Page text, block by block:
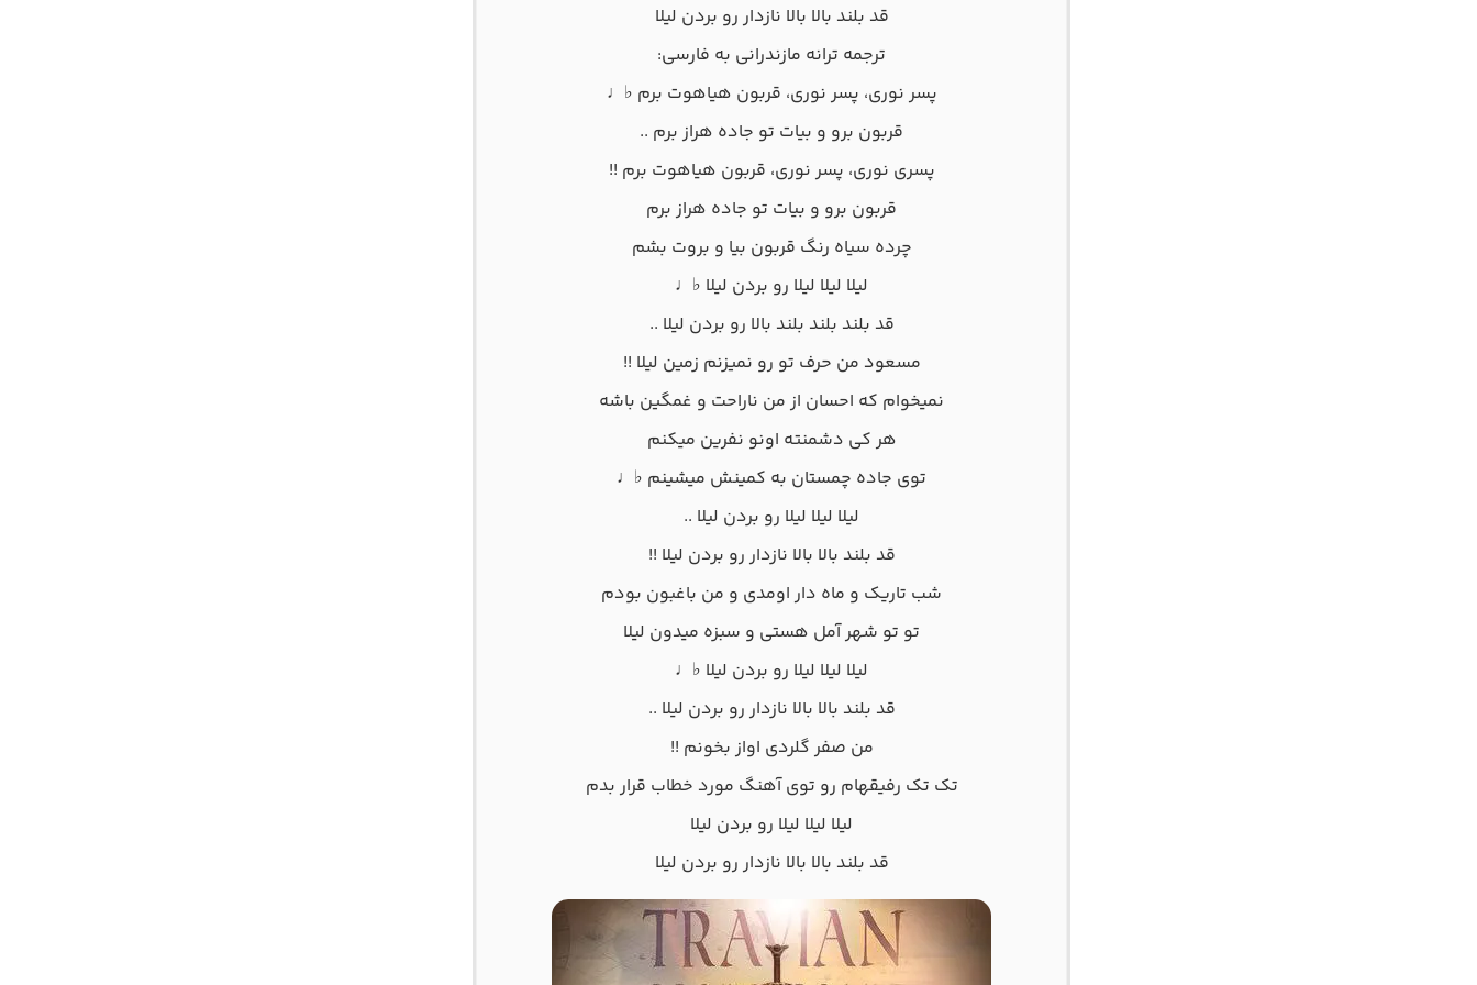
قد بلند بالا بالا نازدار رو بردن لیلا
ترجمه ترانه مازندرانی به فارسی:
پسر نوری، پسر نوری، قربون هیاهوت برم ♭♩
قربون برو و بیات تو جاده هراز برم ..
پسری نوری، پسر نوری، قربون هیاهوت برم !!
قربون برو و بیات تو جاده هراز برم
چرده سیاه رنگ قربون بیا و بروت بشم
لیلا لیلا لیلا رو بردن لیلا ♭♩
قد بلند بلند بلند بالا رو بردن لیلا ..
مسعود من حرف تو رو نمیزنم زمین لیلا !!
نمیخوام که احسان از من ناراحت و غمگین باشه
هر کی دشمنته اونو نفرین میکنم
توی جاده چمستان به کمینش میشینم ♭♩
لیلا لیلا لیلا رو بردن لیلا ..
قد بلند بالا بالا نازدار رو بردن لیلا !!
شب تاریک و ماه دار اومدی و من باغبون بودم
تو تو شهر آمل هستی و سبزه میدون لیلا
لیلا لیلا لیلا رو بردن لیلا ♭♩
قد بلند بالا بالا نازدار رو بردن لیلا ..
من صفر گلردی اواز بخونم !!
تک تک رفیقهام رو توی آهنگ مورد خطاب قرار بدم
لیلا لیلا لیلا رو بردن لیلا
قد بلند بالا بالا نازدار رو بردن لیلا